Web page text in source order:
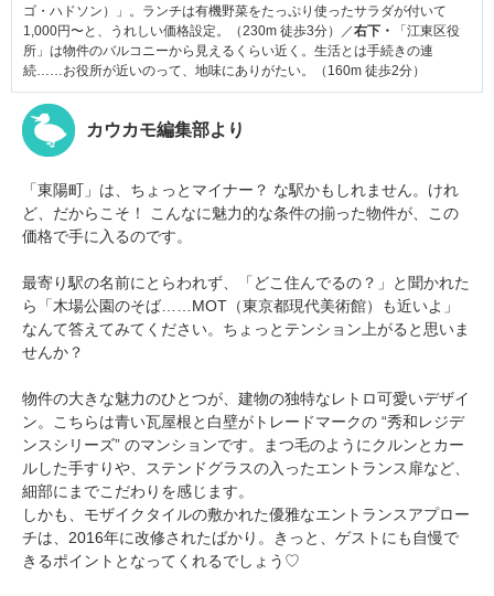
ゴ・ハドソン）」。ランチは有機野菜をたっぷり使ったサラダが付いて
1,000円〜と、うれしい価格設定。（230m 徒歩3分）／右下・
「江東区役
所」は物件のバルコニーから見えるくらい近く。生活とは手続きの連
続……お役所が近いのって、地味にありがたい。（160m 徒歩2分）
カウカモ編集部より
「東陽町」は、ちょっとマイナー？ な駅かもしれません。けれ
ど、だからこそ！ こんなに魅力的な条件の揃った物件が、この
価格で手に入るのです。
最寄り駅の名前にとらわれず、「どこ住んでるの？」と聞かれた
ら「木場公園のそば……MOT（東京都現代美術館）も近いよ」
なんて答えてみてください。ちょっとテンション上がると思いま
せんか？
物件の大きな魅力のひとつが、建物の独特なレトロ可愛いデザイ
ン。こちらは青い瓦屋根と白壁がトレードマークの “秀和レジデ
ンスシリーズ” のマンションです。まつ毛のようにクルンとカー
ルした手すりや、ステンドグラスの入ったエントランス扉など、
細部にまでこだわりを感じます。
しかも、モザイクタイルの敷かれた優雅なエントランスアプロー
チは、2016年に改修されたばかり。きっと、ゲストにも自慢で
きるポイントとなってくれるでしょう♡